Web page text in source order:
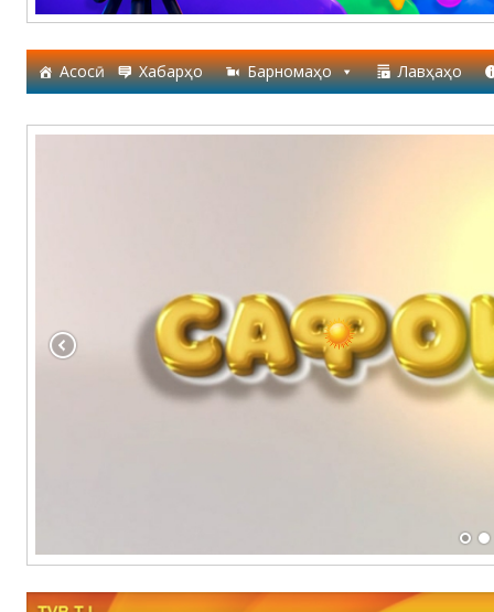
Асосӣ Хабарҳо Барномаҳо Лавҳаҳо